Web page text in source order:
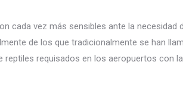
cada vez más sensibles ante la necesidad
de los que tradicionalmente se han
requisados en los aeropuertos con